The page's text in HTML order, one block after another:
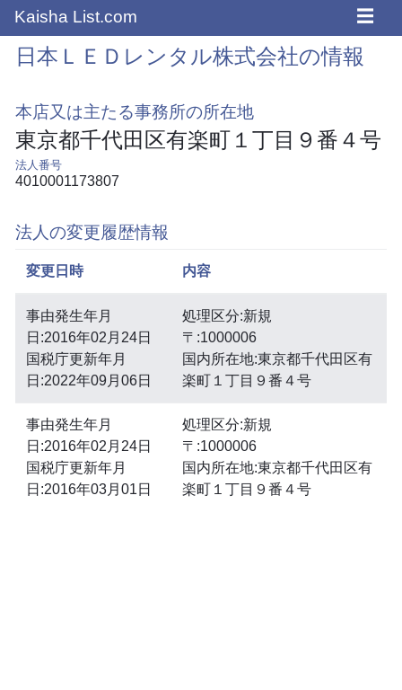
Kaisha List.com ☰
日本ＬＥＤレンタル株式会社の情報
本店又は主たる事務所の所在地
東京都千代田区有楽町１丁目９番４号
法人番号
4010001173807
法人の変更履歴情報
変更日時 内容
事由発生年月
日:2016年02月24日
国税庁更新年月
日:2022年09月06日
処理区分:新規
〒:1000006
国内所在地:東京都千代田区有
楽町１丁目９番４号
事由発生年月
日:2016年02月24日
国税庁更新年月
日:2016年03月01日
処理区分:新規
〒:1000006
国内所在地:東京都千代田区有
楽町１丁目９番４号